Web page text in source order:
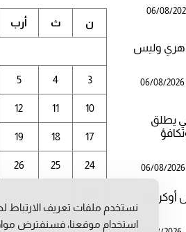
06/08/
وليس
06/08/2026
يطلق
06/08/2026
ن ث أرب
3
4
5
10
11
12
17
18
19
24
25
26
نستخدم ملفات تعريف الارتباط
استخدام موقعنا، فسنفترض